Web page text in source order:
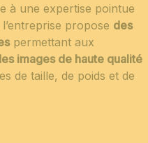
à une expertise pointue
propose des
permettant aux
images de haute qualité
de taille, de poids et de